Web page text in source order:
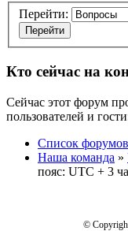
Перейти:
Кто сейчас на
Сейчас этот форум
пользователей и
Список форумов
Наша команда »
пояс: UTC + 3
©